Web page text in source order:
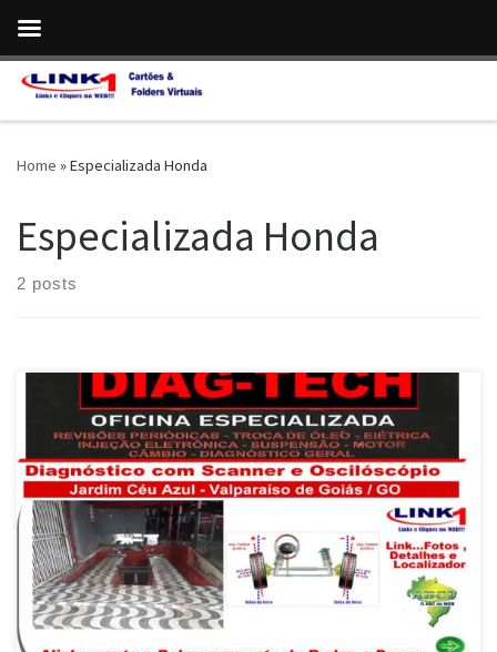
Skip to content
Home »Especializada Honda
Especializada Honda
2 posts
Na Diag Tech , Alinhamento e Balanceamento de Rodas e Pneus
em Valparaíso de Goiás / GO Revisão do Alinhamento de Rodas e
da Suspensão em Valparaíso de Goiás / GO Alinhamento de
Rodas e Revisão de Balanças e Amortecedores é na Diag Tech ,
em Valparaíso / GO Alinhamento […]